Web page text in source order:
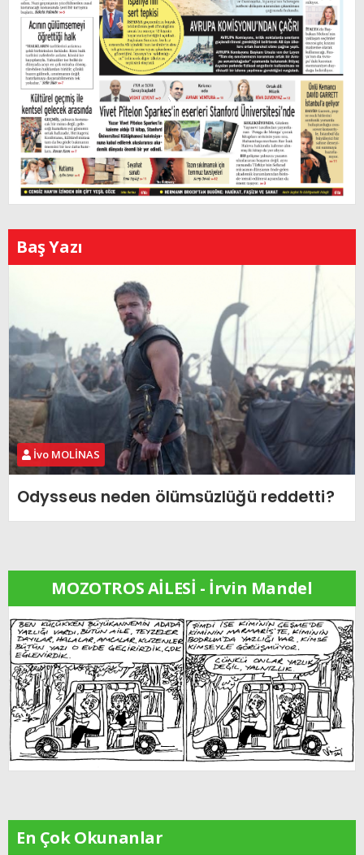
Baş Yazı
İvo MOLİNAS
Odysseus neden ölümsüzlüğü reddetti?
MOZOTROS AİLESİ - İrvin Mandel
En Çok Okunanlar